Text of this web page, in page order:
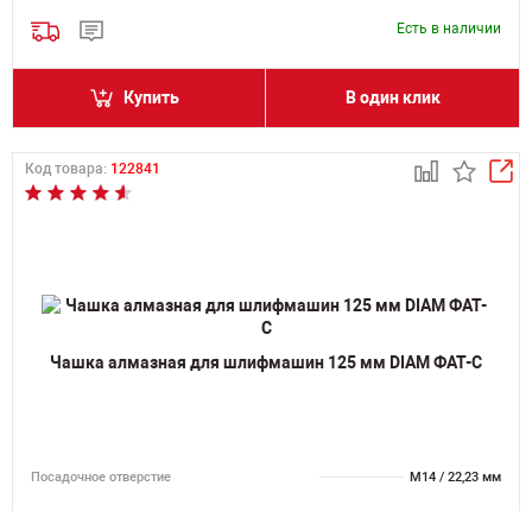
Есть в наличии
Купить В один клик
Код товара: 122841
Чашка алмазная для шлифмашин 125 мм DIAM ФАТ-С
Посадочное отверстие M14 / 22,23 мм